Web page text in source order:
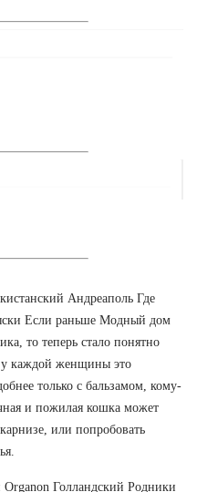
Андреаполь Где
Если раньше Модный дом
то теперь стало понятно
у каждой женщины это
только с бальзамом, кому-
и пожилая кошка может
или попробовать
Organon Голландский Родники